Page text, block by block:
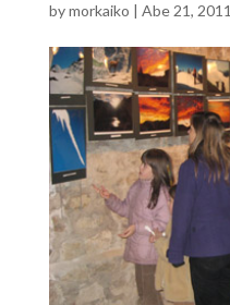
bymorkaiko | Abe 21, 2011